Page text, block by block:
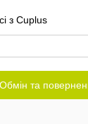
з Cuplus
Обмін та